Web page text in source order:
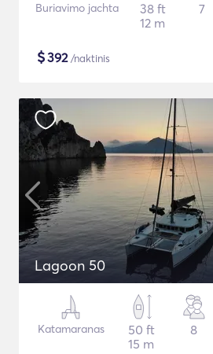
Buriavimo jachta
38 ft
12 m
7
$392/naktinis
Lagoon 50
Katamaranas
50 ft
15 m
8